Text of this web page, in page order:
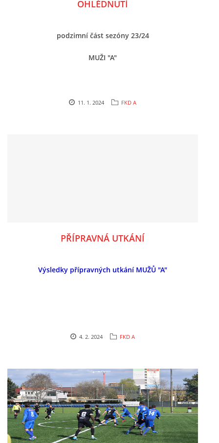
STARŠÍ PŘÍPRAVKA R 2012 + 2013
FKD, z.s.
© 2026 eStránky.cz |RSS
OHLÉDNUTÍ
podzimní část sezóny 23/24
MUŽI "A"
11. 1. 2024 FKD A
PŘÍPRAVNÁ UTKÁNÍ
Výsledky přípravných utkání MUŽŮ "A"
4. 2. 2024 FKD A